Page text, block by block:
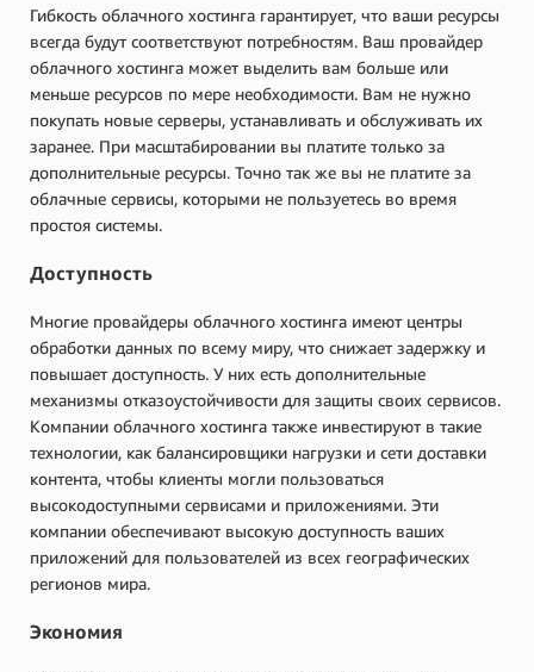
Гибкость облачного хостинга гарантирует, что ваши ресурсы
всегда будут соответствуют потребностям. Ваш провайдер
облачного хостинга может выделить вам больше или
меньше ресурсов по мере необходимости. Вам не нужно
покупать новые серверы, устанавливать и обслуживать их
заранее. При масштабировании вы платите только за
дополнительные ресурсы. Точно так же вы не платите за
облачные сервисы, которыми не пользуетесь во время
простоя системы.
Доступность
Многие провайдеры облачного хостинга имеют центры
обработки данных по всему миру, что снижает задержку и
повышает доступность. У них есть дополнительные
механизмы отказоустойчивости для защиты своих сервисов.
Компании облачного хостинга также инвестируют в такие
технологии, как балансировщики нагрузки и сети доставки
контента, чтобы клиенты могли пользоваться
высокодоступными сервисами и приложениями. Эти
компании обеспечивают высокую доступность ваших
приложений для пользователей из всех географических
регионов мира.
Экономия